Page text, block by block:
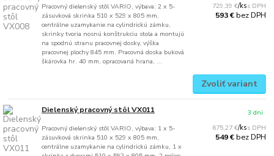
Pracovný dielenský stôl VARIO, výbava: 2 x 5-
zásuvková skrinka 510 x 529 x 805 mm,
centrálne uzamykanie na cylindrickú zámku,
skrinky tvoria nosnú konštrukciu stola a montujú
na spodnú stranu pracovnej dosky, výška
pracovnej plochy 845 mm. Pracovná doska buková
škárovka hr. 40 mm, opracovaná hrana, ...
729,39 €/ks
593 €bez DPH
Zvoliť variant
Dielenský pracovný stôl VX011
Pracovný dielenský stôl VARIO, výbava: 1 x 5-
zásuvková skrinka 510 x 529 x 805 mm,
centrálne uzamykanie na cylindrickú zámku, 1 x
675,27 €/ks
549 €bez DPH
3 dni